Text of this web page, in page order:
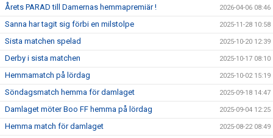
Årets PARAD till Damernas hemmapremiär ! 2026-04-06 08:46
Sanna har tagit sig förbi en milstolpe 2025-11-28 10:58
Sista matchen spelad 2025-10-20 12:39
Derby i sista matchen 2025-10-17 08:10
Hemmamatch på lördag 2025-10-02 15:19
Söndagsmatch hemma för damlaget 2025-09-18 14:47
Damlaget möter Boo FF hemma på lördag 2025-09-04 12:25
Hemma match för damlaget 2025-08-22 08:49